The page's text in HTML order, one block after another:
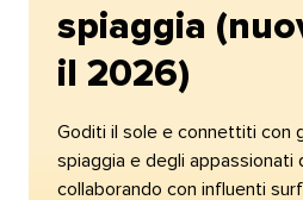
spiaggia
il 2026)​​
Goditi il sole e connettiti con
spiaggia e degli appassionati
collaborando con influenti